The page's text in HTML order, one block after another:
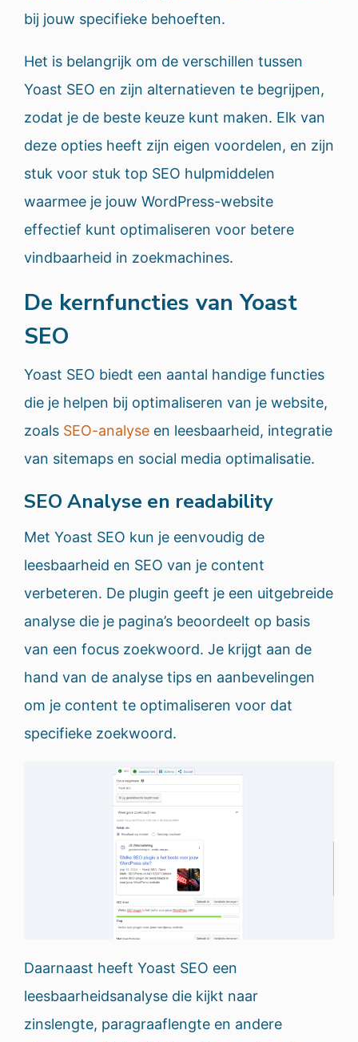
bij jouw specifieke behoeften.
Het is belangrijk om de verschillen tussen
Yoast SEO en zijn alternatieven te begrijpen,
zodat je de beste keuze kunt maken. Elk van
deze opties heeft zijn eigen voordelen, en zijn
stuk voor stuk top SEO hulpmiddelen
waarmee je jouw WordPress-website
effectief kunt optimaliseren voor betere
vindbaarheid in zoekmachines.
De kernfuncties van Yoast
SEO
Yoast SEO biedt een aantal handige functies
die je helpen bij optimaliseren van je website,
zoals SEO-analyse en leesbaarheid, integratie
van sitemaps en social media optimalisatie.
SEO Analyse en readability
Met Yoast SEO kun je eenvoudig de
leesbaarheid en SEO van je content
verbeteren. De plugin geeft je een uitgebreide
analyse die je pagina’s beoordeelt op basis
van een focus zoekwoord. Je krijgt aan de
hand van de analyse tips en aanbevelingen
om je content te optimaliseren voor dat
specifieke zoekwoord.
Daarnaast heeft Yoast SEO een
leesbaarheidsanalyse die kijkt naar
zinslengte, paragraaflengte en andere